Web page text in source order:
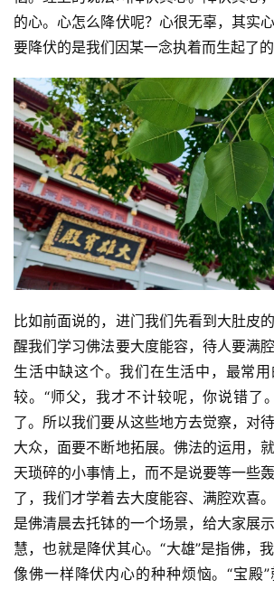
的心。心怎么降伏呢？心很无辜，其实
要降伏的是我们因某一念执着而生起了的
比如前面说的，进门我们先看到大肚皮
醒我们学习佛法要大度能容，待人要满
生活中缺这个。我们在生活中，最常
较。“师父，我才不计较呢，你说错了
了。所以我们要从这些地方去觉察，对
大众，面要不断地拓展。佛法的运用，
天琐碎的小事情上，而不是说要等一些
了，我们才学着去大度能容、满腔欢喜
是佛清晨去托钵的一个场景，给大家展
慧，也就是降伏其心。“大雄”是指佛，
像佛一样降伏内心的种种烦恼。“宝殿